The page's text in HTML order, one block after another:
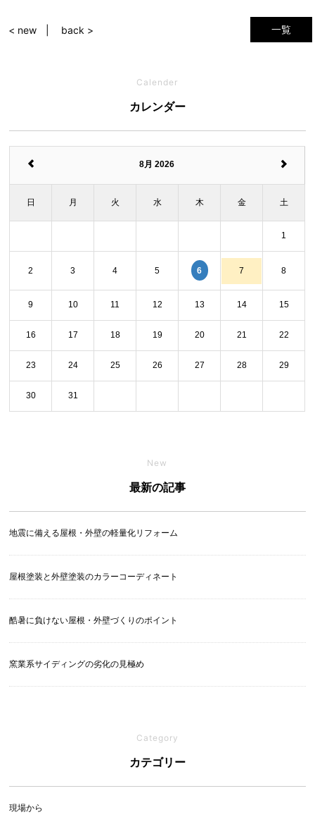
一覧
< new back >
Calender
カレンダー
8月 2026
日 月 火 水 木 金 土
1
2 3 4 5 6 7 8
9 10 11 12 13 14 15
16 17 18 19 20 21 22
23 24 25 26 27 28 29
30 31
New
最新の記事
地震に備える屋根・外壁の軽量化リフォーム
屋根塗装と外壁塗装のカラーコーディネート
酷暑に負けない屋根・外壁づくりのポイント
窯業系サイディングの劣化の見極め
Category
カテゴリー
現場から